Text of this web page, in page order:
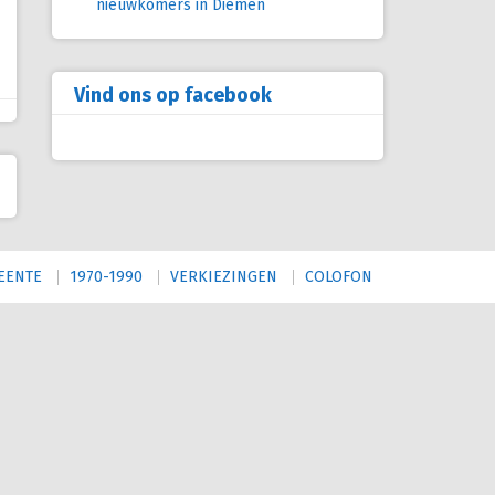
nieuwkomers in Diemen
Vind ons op facebook
1970-1990 VERKIEZINGEN COLOFON